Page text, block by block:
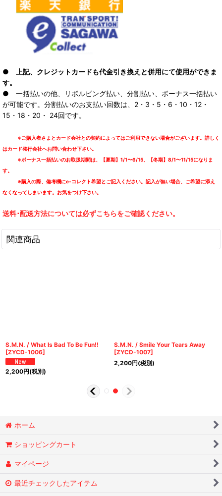
● 上記、クレジットカードも代金引き換えと併用にて使用ができま
す。
● 一括払いの他、リボルビング払い、分割払い、ボーナス一括払い
が可能です。分割払いのお支払い回数は、2・3・5・6・10・12・
15・18・20・ 24回です。
※ご購入者さまとカード会社との契約によってはご利用できない場合がございます。詳しく
はカード発行会社へお問い合わせ下さい。
※ボーナス一括払いのお取扱期間は、【夏期】1/1〜6/15、【冬期】8/1〜11/15になりま
す。
※購入の際、備考欄にe-コレクト希望とご記入ください。記入が無い場合、ご希望に添え
なくなってしまいます。お気をつけ下さい。
送料･配送方法については必ずこちらをご確認ください。
関連商品
S.M.N. / What Is Bad To Be Fun!!
[ZYCD-1006]
2,200円(税別)
S.M.N. / Smile Your Tears Away
[ZYCD-1007]
2,200円(税別)
ホーム
ショッピングカート
マイページ
最近チェックしたアイテム